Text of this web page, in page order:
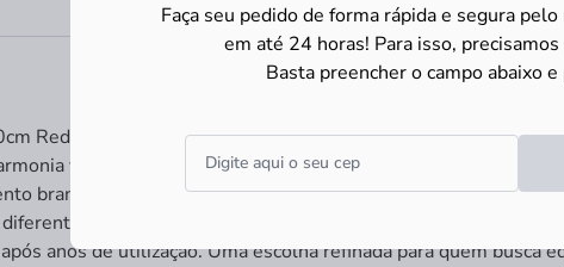
Faça seu pedido de forma rápida e segura
em até 24 horas! Para isso, precisamos
Basta preencher o campo abaixo
Redonda com Mesa Branco combina design atemporal e
visual e otimização de espaço, enquanto a mesa
branco brilhante, superfície lisa e impermeável, garantindo
estilos de bancada e decoração. Fabricada segundo
anos de utilização. Uma escolha refinada para quem